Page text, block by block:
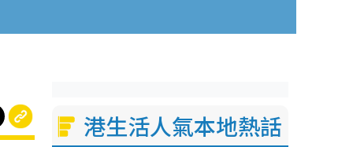
港生活人氣本地熱話